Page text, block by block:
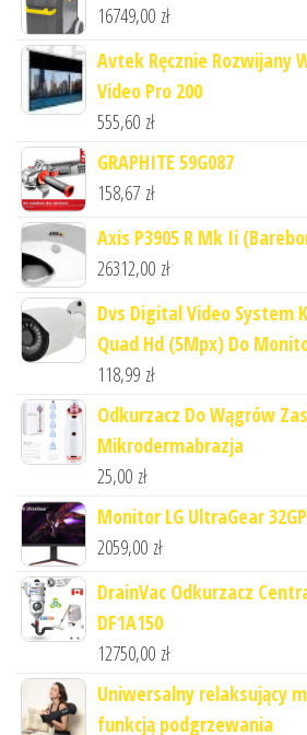
16749,00 zł
Avtek Ręcznie Rozwijany
Video Pro 200
555,60 zł
GRAPHITE 59G087
158,67 zł
Axis P3905 R Mk Ii
26312,00 zł
Dvs Digital Video System
Quad Hd (5Mpx) Do
118,99 zł
Odkurzacz Do Wągrów
Mikrodermabrazja
25,00 zł
Monitor LG UltraGear
2059,00 zł
DrainVac Odkurzacz
DF1A150
12750,00 zł
Uniwersalny relaksujący
funkcją podgrzewania